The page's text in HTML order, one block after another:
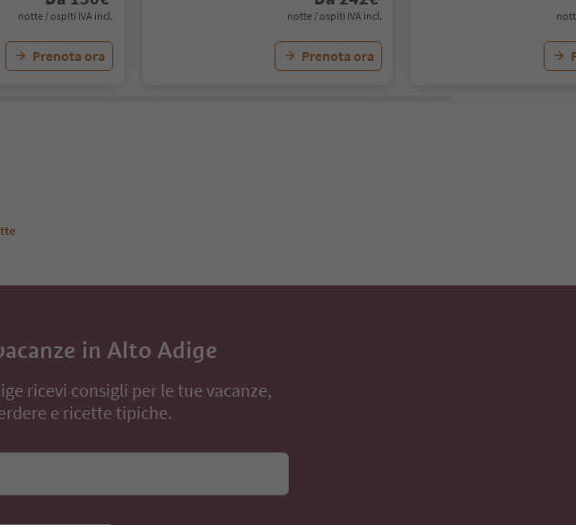
notte / ospiti IVA incl.
Prenota ora
notte / ospiti IVA incl.
Prenota ora
in Alto Adige
ricevi consigli per le tue vacanze,
e ricette tipiche.